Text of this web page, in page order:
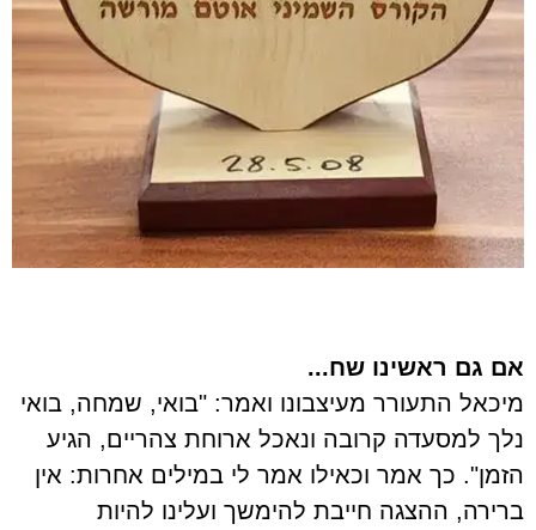
אם גם ראשינו שח...
מיכאל התעורר מעיצבונו ואמר: "בואי, שמחה, בואי
נלך למסעדה קרובה ונאכל ארוחת צהריים, הגיע
הזמן". כך אמר וכאילו אמר לי במילים אחרות: אין
ברירה, ההצגה חייבת להימשך ועלינו להיות